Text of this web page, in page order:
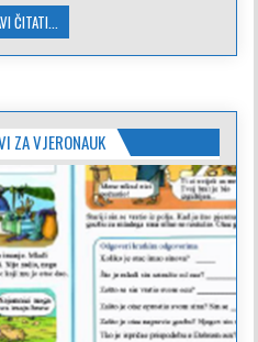
ČITATI...
ZA VJERONAUK